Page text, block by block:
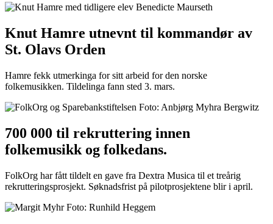
Knut Hamre utnevnt til kommandør av
St. Olavs Orden
Hamre fekk utmerkinga for sitt arbeid for den norske
folkemusikken. Tildelinga fann sted 3. mars.
700 000 til rekruttering innen
folkemusikk og folkedans.
FolkOrg har fått tildelt en gave fra Dextra Musica til et treårig
rekrutteringsprosjekt. Søknadsfrist på pilotprosjektene blir i april.